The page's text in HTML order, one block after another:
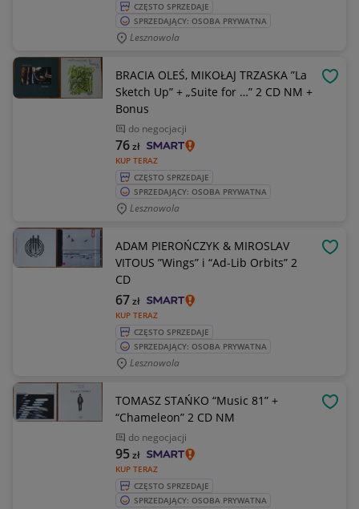
CZĘSTO SPRZEDAJE
SPRZEDAJĄCY: OSOBA PRYWATNA
Lesznowola
BRACIA OLEŚ, MIKOŁAJ TRZASKA ”La
Sketch Up” + „Suite for …” 2 CD NM +
Bonus
do negocjacji
KUP TERAZ
76zł
CZĘSTO SPRZEDAJE
SPRZEDAJĄCY: OSOBA PRYWATNA
Lesznowola
ADAM PIEROŃCZYK & MIROSLAV
VITOUS ”Wings” i “Ad-Lib Orbits” 2
CD
KUP TERAZ
67zł
CZĘSTO SPRZEDAJE
SPRZEDAJĄCY: OSOBA PRYWATNA
Lesznowola
TOMASZ STAŃKO “Music 81” +
“Chameleon” 2 CD NM
do negocjacji
KUP TERAZ
95zł
CZĘSTO SPRZEDAJE
SPRZEDAJĄCY: OSOBA PRYWATNA